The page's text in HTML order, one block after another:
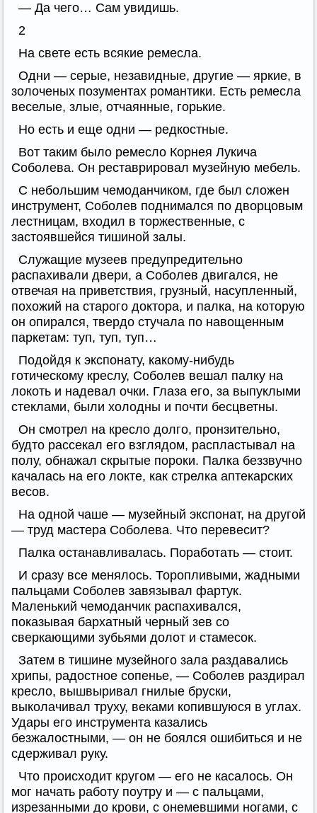
— Да чего… Сам увидишь.
2
На свете есть всякие ремесла.
Одни — серые, незавидные, другие — яркие, в
золоченых позументах романтики. Есть ремесла
веселые, злые, отчаянные, горькие.
Но есть и еще одни — редкостные.
Вот таким было ремесло Корнея Лукича
Соболева. Он реставрировал музейную мебель.
С небольшим чемоданчиком, где был сложен
инструмент, Соболев поднимался по дворцовым
лестницам, входил в торжественные, с
застоявшейся тишиной залы.
Служащие музеев предупредительно
распахивали двери, а Соболев двигался, не
отвечая на приветствия, грузный, насупленный,
похожий на старого доктора, и палка, на которую
он опирался, твердо стучала по навощенным
паркетам: туп, туп, туп…
Подойдя к экспонату, какому-нибудь
готическому креслу, Соболев вешал палку на
локоть и надевал очки. Глаза его, за выпуклыми
стеклами, были холодны и почти бесцветны.
Он смотрел на кресло долго, пронзительно,
будто рассекал его взглядом, распластывал на
полу, обнажал скрытые пороки. Палка беззвучно
качалась на его локте, как стрелка аптекарских
весов.
На одной чаше — музейный экспонат, на другой
— труд мастера Соболева. Что перевесит?
Палка останавливалась. Поработать — стоит.
И сразу все менялось. Торопливыми, жадными
пальцами Соболев завязывал фартук.
Маленький чемоданчик распахивался,
показывая бархатный черный зев со
сверкающими зубьями долот и стамесок.
Затем в тишине музейного зала раздавались
хрипы, радостное сопенье, — Соболев раздирал
кресло, вышвыривал гнилые бруски,
выколачивал труху, веками копившуюся в углах.
Удары его инструмента казались
безжалостными, — он не боялся ошибиться и не
сдерживал руку.
Что происходит кругом — его не касалось. Он
мог начать работу поутру и — с пальцами,
изрезанными до крови, с онемевшими ногами, с